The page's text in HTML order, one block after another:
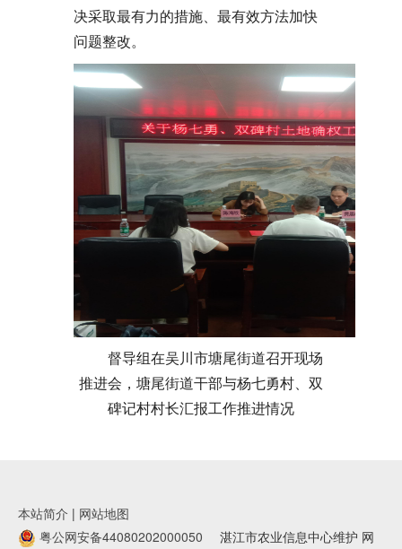
决采取最有力的措施、最有效方法加快
问题整改。
督导组在吴川市塘尾街道召开现场
推进会，塘尾街道干部与杨七勇村、双
碑记村村长汇报工作推进情况
本站简介 | 网站地图
粤公网安备44080202000050
湛江市农业信息中心维护 网